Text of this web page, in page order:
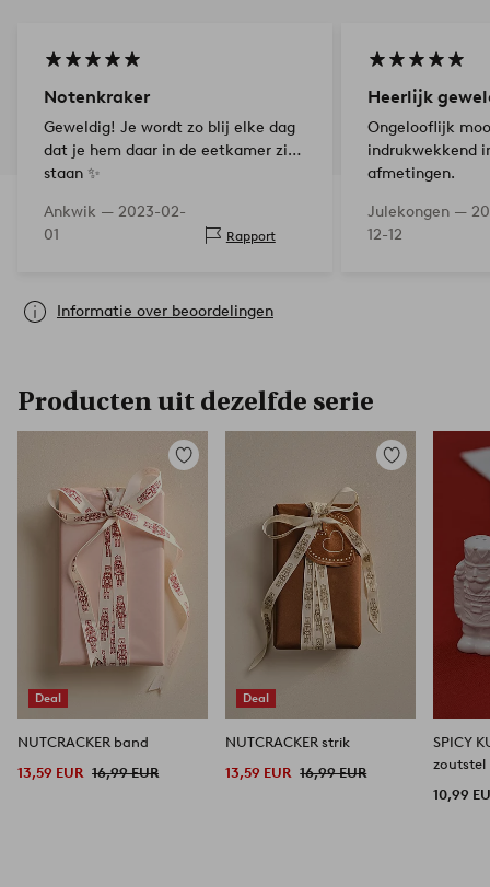
Notenkraker
Geweldig! Je wordt zo blij elke dag
dat je hem daar in de eetkamer ziet
staan ✨
Ankwik — 2023-02-
01
Rapport
Heerlijk
Ongelooflijk
indrukwekkend
afmetingen.
Julekongen —
12-12
Informatie over beoordelingen
Producten uit dezelfde serie
Deal
Toevoegen
NUTCRACKER band
13,59 EUR 16,99 EUR
Deal
Toevoegen
NUTCRACKER strik
13,59 EUR 16,99 EUR
SPICY
zoutstel
10,99